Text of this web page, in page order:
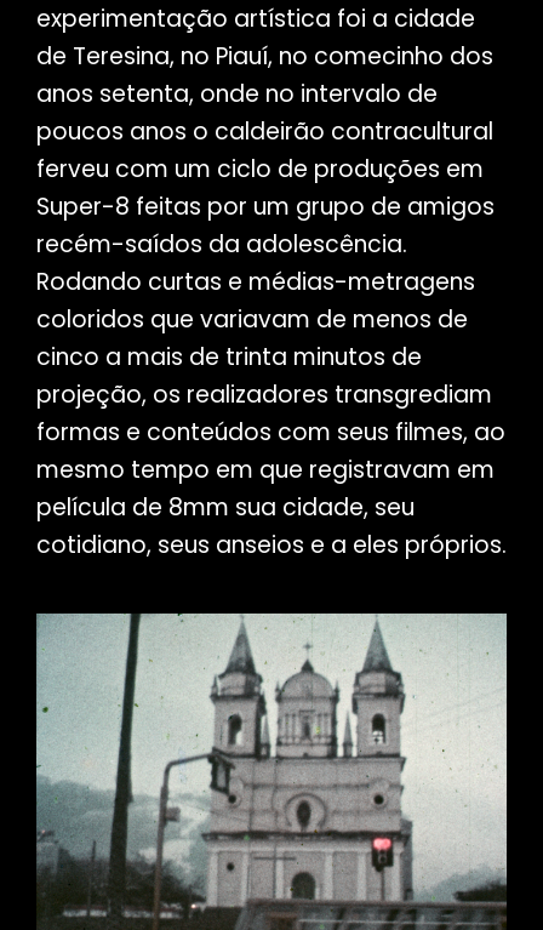
experimentação artística foi a cidade
de Teresina, no Piauí, no comecinho dos
anos setenta, onde no intervalo de
poucos anos o caldeirão contracultural
ferveu com um ciclo de produções em
Super-8 feitas por um grupo de amigos
recém-saídos da adolescência.
Rodando curtas e médias-metragens
coloridos que variavam de menos de
cinco a mais de trinta minutos de
projeção, os realizadores transgrediam
formas e conteúdos com seus filmes, ao
mesmo tempo em que registravam em
película de 8mm sua cidade, seu
cotidiano, seus anseios e a eles próprios.